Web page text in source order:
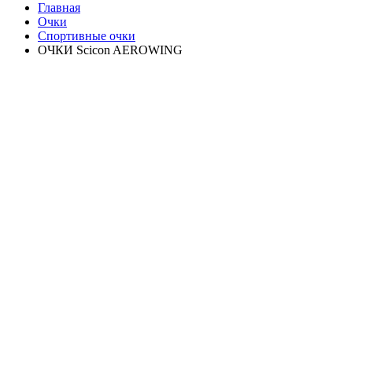
Главная
Очки
Спортивные очки
ОЧКИ Scicon AEROWING